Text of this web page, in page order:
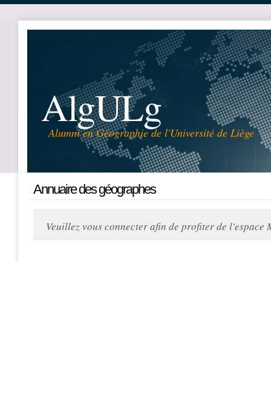
AlgULg
Alumni en Géographie de l'Université de Liège
Annuaire des géographes
Veuillez vous connecter afin de profiter de l'espace